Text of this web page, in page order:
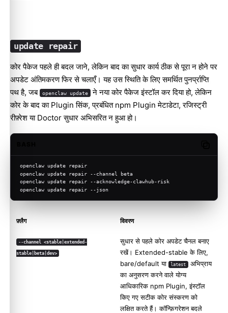
update repair
कोर पैकेज पहले ही बदल जाने, लेकिन बाद का सुधार कार्य ठीक से पूरा न होने पर
अपडेट अंतिमकरण फिर से चलाएँ। यह उस स्थिति के लिए समर्थित पुनर्प्राप्ति
पथ है, जब
openclaw update ने नया कोर पैकेज इंस्टॉल कर दिया हो, लेकिन
कोर के बाद का Plugin सिंक, प्रबंधित npm Plugin मेटाडेटा, रजिस्ट्री
रीफ़्रेश या Doctor सुधार अभिसरित न हुआ हो।
openclaw update repair
openclaw update repair --channel beta
openclaw update repair --acknowledge-clawhub-risk
openclaw update repair --json
फ़्लैग विवरण
--channel <stable|extended-
stable|beta|dev>
सुधार से पहले कोर अपडेट चैनल बनाए
रखें। Extended-stable के लिए,
bare/default या
latest अभिप्राय
का अनुसरण करने वाले योग्य
आधिकारिक npm Plugin, इंस्टॉल
किए गए सटीक कोर संस्करण को
लक्षित करते हैं। कॉन्फ़िगरेशन बदले